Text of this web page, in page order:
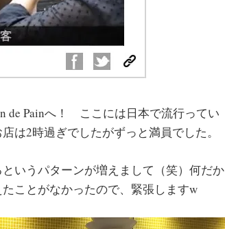
de Painへ！ ここには日本で流行ってい
は2時過ぎでしたがずっと満員でした。
いうパターンが増えまして（笑）何だか
ことがなかったので、緊張しますw